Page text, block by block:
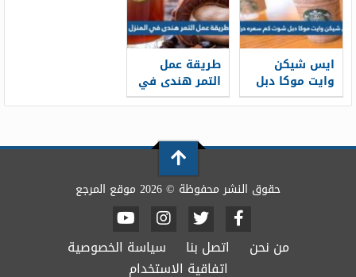
ايس شيكن
وايت موكا دبل
شوت كم سعره
طريقة عمل
التمر هندى في
المنزل
حقوق النشر محفوظة © 2026 موقع المرجع
من نحن اتصل بنا
سياسة الخصوصية
اتفاقية الاستخدام